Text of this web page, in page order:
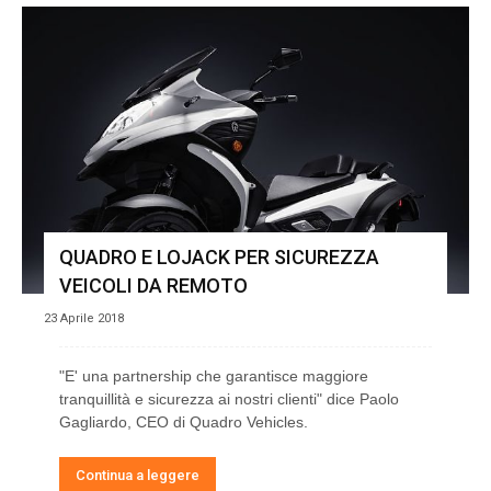
QUADRO E LOJACK PER SICUREZZA
VEICOLI DA REMOTO
23 Aprile 2018
"E' una partnership che garantisce maggiore
tranquillità e sicurezza ai nostri clienti" dice Paolo
Gagliardo, CEO di Quadro Vehicles.
Continua a leggere